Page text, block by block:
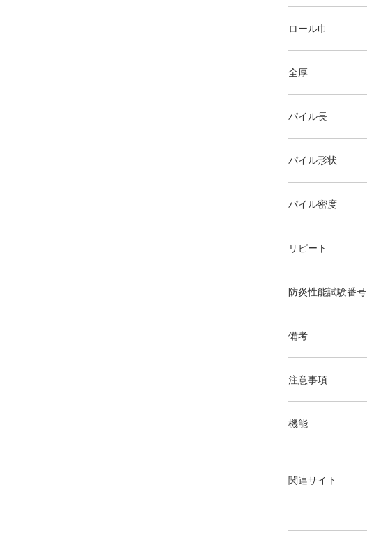
ロール巾
全厚
パイル長
パイル形状
パイル密度
リピート
防炎性能試験番号
備考
注意事項
機能
関連サイト